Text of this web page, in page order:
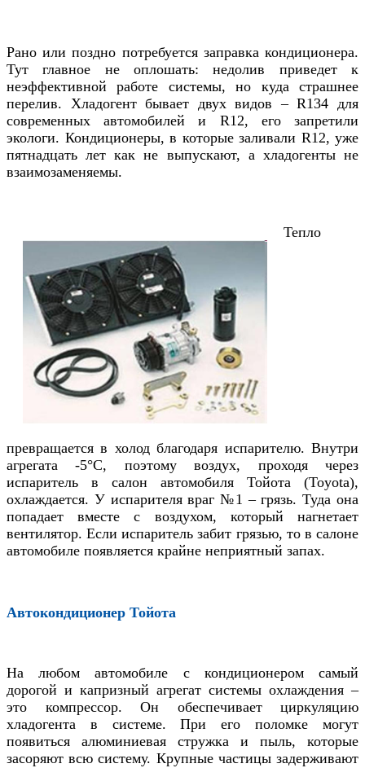
Рано или поздно потребуется заправка кондиционера.
Тут главное не оплошать: недолив приведет к
неэффективной работе системы, но куда страшнее
перелив. Хладогент бывает двух видов – R134 для
современных автомобилей и R12, его запретили
экологи. Кондиционеры, в которые заливали R12, уже
пятнадцать лет как не выпускают, а хладогенты не
взаимозаменяемы.
Тепло
превращается в холод благодаря испарителю. Внутри
агрегата -5°C, поэтому воздух, проходя через
испаритель в салон автомобиля Тойота (Toyota),
охлаждается. У испарителя враг №1 – грязь. Туда она
попадает вместе с воздухом, который нагнетает
вентилятор. Если испаритель забит грязью, то в салоне
автомобиле появляется крайне неприятный запах.
Автокондиционер Тойота
На любом автомобиле с кондиционером самый
дорогой и капризный агрегат системы охлаждения –
это компрессор. Он обеспечивает циркуляцию
хладогента в системе. При его поломке могут
появиться алюминиевая стружка и пыль, которые
засоряют всю систему. Крупные частицы задерживают